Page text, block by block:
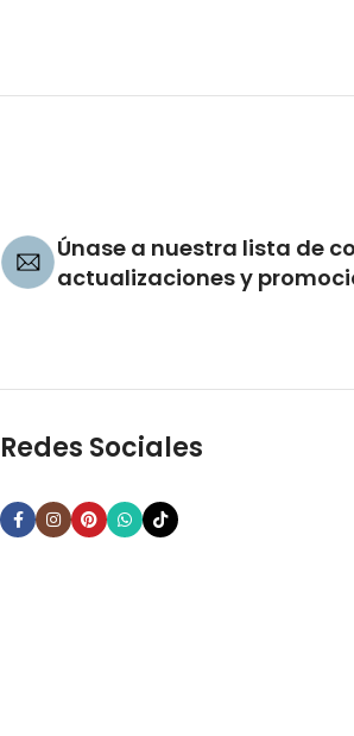
Únase a nuestra lista de
actualizaciones y
Redes Sociales